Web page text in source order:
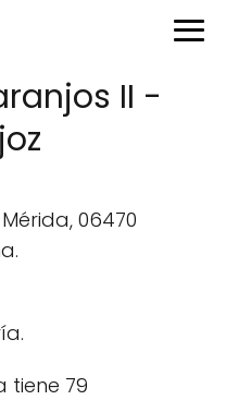
II -
06470
tiene 79